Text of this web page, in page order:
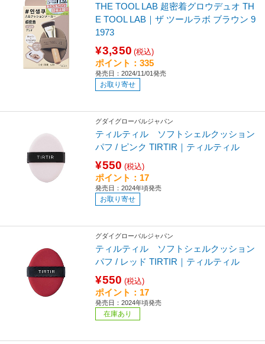
THE TOOL LAB 超密着グロウデュオ TH
E TOOL LAB｜ザ ツールラボ ブラウン 9
1973
¥3,350 (税込)
ポイント：335
発売日：2024/11/01発売
お取り寄せ
グダイグローバルジャパン
ティルティル ソフトシェルクッション
パフ / ピンク TIRTIR｜ティルティル
¥550 (税込)
ポイント：17
発売日：2024年頃発売
お取り寄せ
グダイグローバルジャパン
ティルティル ソフトシェルクッション
パフ / レッド TIRTIR｜ティルティル
¥550 (税込)
ポイント：17
発売日：2024年頃発売
在庫あり